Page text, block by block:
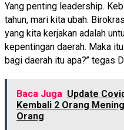
Yang penting leadership.
tahun, mari kita ubah.
yang kita kerjakan adalah
kepentingan daerah. Maka
bagi daerah itu apa?’’ tegas
Baca Juga Update
Kembali 2 Orang
Orang